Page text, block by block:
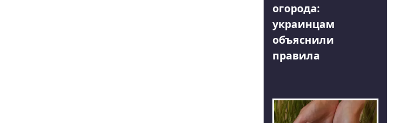
огорода:
украинцам
объяснили
правила